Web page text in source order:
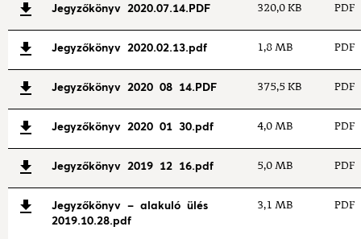
Jegyzőkönyv 2020.07.14.PDF 320,0 KB PDF
Jegyzőkönyv 2020.02.13.pdf 1,8 MB PDF
Jegyzőkönyv 2020 08 14.PDF 375,5 KB PDF
Jegyzőkönyv 2020 01 30.pdf 4,0 MB PDF
Jegyzőkönyv 2019 12 16.pdf 5,0 MB PDF
Jegyzőkönyv - alakuló ülés
2019.10.28.pdf
3,1 MB PDF